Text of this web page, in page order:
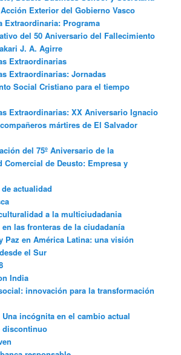
Exterior del Gobierno Vasco
Extraordinaria: Programa
del 50 Aniversario del Fallecimiento
J. A. Agirre
Extraordinarias
Extraordinarias: Jornadas
Social Cristiano para el tiempo
Extraordinarias: XX Aniversario Ignacio
mártires de El Salvador
del 75º Aniversario de la
Comercial de Deusto: Empresa y
actualidad
a la multiciudadania
en las fronteras de la ciudadanía
Paz en América Latina: una visión
el Sur
India
innovación para la transformación
incógnita en el cambio actual
discontinuo